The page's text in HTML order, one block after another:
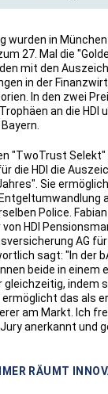
wurden in
27. Mal die
mit den
in der
In den zwei
an die HDI
"TwoTrust
die HDI die
Sie
Police.
HDI
AG
sagt: "In der
beide in einem
indem
das als
am Markt. Ich
anerkannt und
RÄUMT